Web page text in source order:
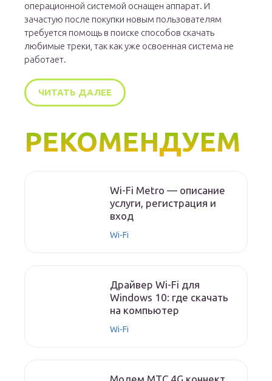
операционной системой оснащен аппарат. И
зачастую после покупки новым пользователям
требуется помощь в поиске способов скачать
любимые треки, так как уже освоенная система не
работает.
ЧИТАТЬ ДАЛЕЕ
РЕКОМЕНДУЕМ
Wi-Fi Metro — описание
услуги, регистрация и
вход
Wi-Fi
Драйвер Wi-Fi для
Windows 10: где скачать
на компьютер
Wi-Fi